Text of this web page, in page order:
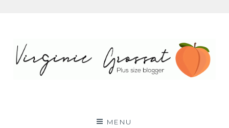
contenu
mode grande taille
MENU